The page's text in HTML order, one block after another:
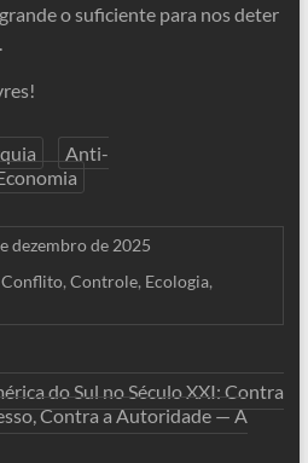
o suficiente para nos deter
Anti-
dezembro de 2025
Conflito, Controle, Ecologia,
do Sul no Século XXI: Contra
Contra a Autoridade — A